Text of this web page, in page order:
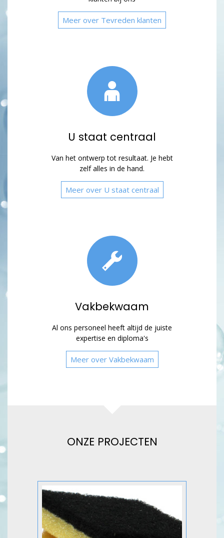
Meer over Tevreden klanten
U staat centraal
Van het ontwerp tot resultaat. Je hebt
zelf alles in de hand.
Meer over U staat centraal
Vakbekwaam
Al ons personeel heeft altijd de juiste
expertise en diploma's
Meer over Vakbekwaam
ONZE PROJECTEN